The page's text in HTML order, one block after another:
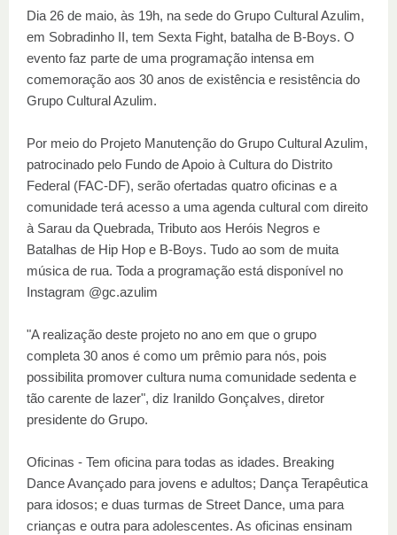
Dia 26 de maio, às 19h, na sede do Grupo Cultural Azulim,
em Sobradinho II, tem Sexta Fight, batalha de B-Boys. O
evento faz parte de uma programação intensa em
comemoração aos 30 anos de existência e resistência do
Grupo Cultural Azulim.
Por meio do Projeto Manutenção do Grupo Cultural Azulim,
patrocinado pelo Fundo de Apoio à Cultura do Distrito
Federal (FAC-DF), serão ofertadas quatro oficinas e a
comunidade terá acesso a uma agenda cultural com direito
à Sarau da Quebrada, Tributo aos Heróis Negros e
Batalhas de Hip Hop e B-Boys. Tudo ao som de muita
música de rua. Toda a programação está disponível no
Instagram @gc.azulim
"A realização deste projeto no ano em que o grupo
completa 30 anos é como um prêmio para nós, pois
possibilita promover cultura numa comunidade sedenta e
tão carente de lazer", diz Iranildo Gonçalves, diretor
presidente do Grupo.
Oficinas - Tem oficina para todas as idades. Breaking
Dance Avançado para jovens e adultos; Dança Terapêutica
para idosos; e duas turmas de Street Dance, uma para
crianças e outra para adolescentes. As oficinas ensinam